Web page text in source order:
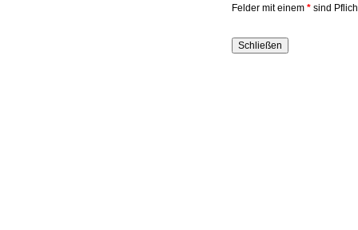
Felder mit einem * sind